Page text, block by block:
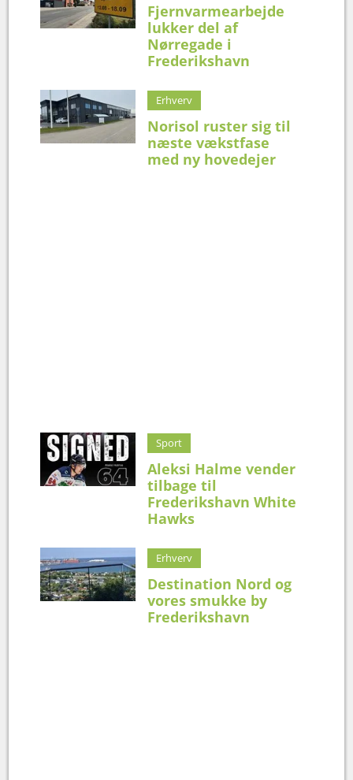
Fjernvarmearbejde
lukker del af
Nørregade i
Frederikshavn
Erhverv
Norisol ruster sig til
næste vækstfase
med ny hovedejer
Sport
Aleksi Halme vender
tilbage til
Frederikshavn White
Hawks
Erhverv
Destination Nord og
vores smukke by
Frederikshavn